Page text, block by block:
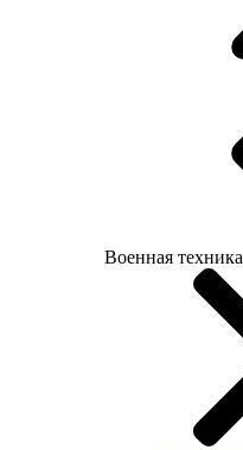
Военная техника